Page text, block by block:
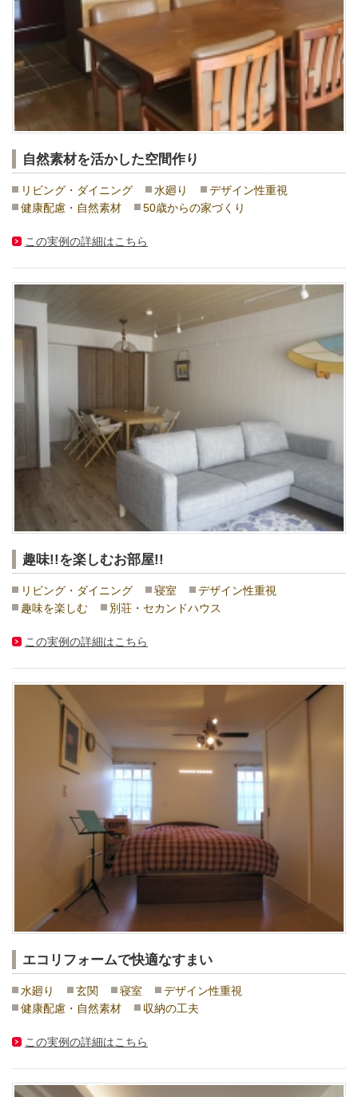
自然素材を活かした空間作り
リビング・ダイニング 水廻り
デザイン性重視
健康配慮・自然素材
50歳からの家づくり
この実例の詳細はこちら
趣味!!を楽しむお部屋!!
リビング・ダイニング 寝室
デザイン性重視
趣味を楽しむ
別荘・セカンドハウス
この実例の詳細はこちら
エコリフォームで快適なすまい
水廻り 玄関 寝室
デザイン性重視
健康配慮・自然素材
収納の工夫
この実例の詳細はこちら